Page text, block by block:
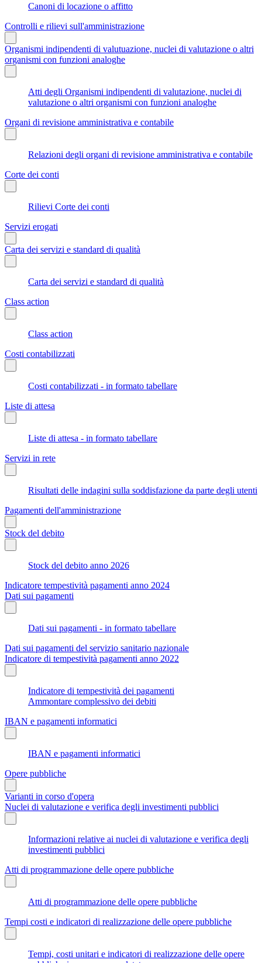
Canoni di locazione o affitto
Controlli e rilievi sull'amministrazione
Organismi indipendenti di valutuazione, nuclei di valutazione o altri
organismi con funzioni analoghe
Atti degli Organismi indipendenti di valutazione, nuclei di
valutazione o altri organismi con funzioni analoghe
Organi di revisione amministrativa e contabile
Relazioni degli organi di revisione amministrativa e contabile
Corte dei conti
Rilievi Corte dei conti
Servizi erogati
Carta dei servizi e standard di qualità
Carta dei servizi e standard di qualità
Class action
Class action
Costi contabilizzati
Costi contabilizzati - in formato tabellare
Liste di attesa
Liste di attesa - in formato tabellare
Servizi in rete
Risultati delle indagini sulla soddisfazione da parte degli utenti
Pagamenti dell'amministrazione
Stock del debito
Stock del debito anno 2026
Indicatore tempestività pagamenti anno 2024
Dati sui pagamenti
Dati sui pagamenti - in formato tabellare
Dati sui pagamenti del servizio sanitario nazionale
Indicatore di tempestività pagamenti anno 2022
Indicatore di tempestività dei pagamenti
Ammontare complessivo dei debiti
IBAN e pagamenti informatici
IBAN e pagamenti informatici
Opere pubbliche
Varianti in corso d'opera
Nuclei di valutazione e verifica degli investimenti pubblici
Informazioni relative ai nuclei di valutazione e verifica degli
investimenti pubblici
Atti di programmazione delle opere pubbliche
Atti di programmazione delle opere pubbliche
Tempi costi e indicatori di realizzazione delle opere pubbliche
Tempi, costi unitari e indicatori di realizzazione delle opere